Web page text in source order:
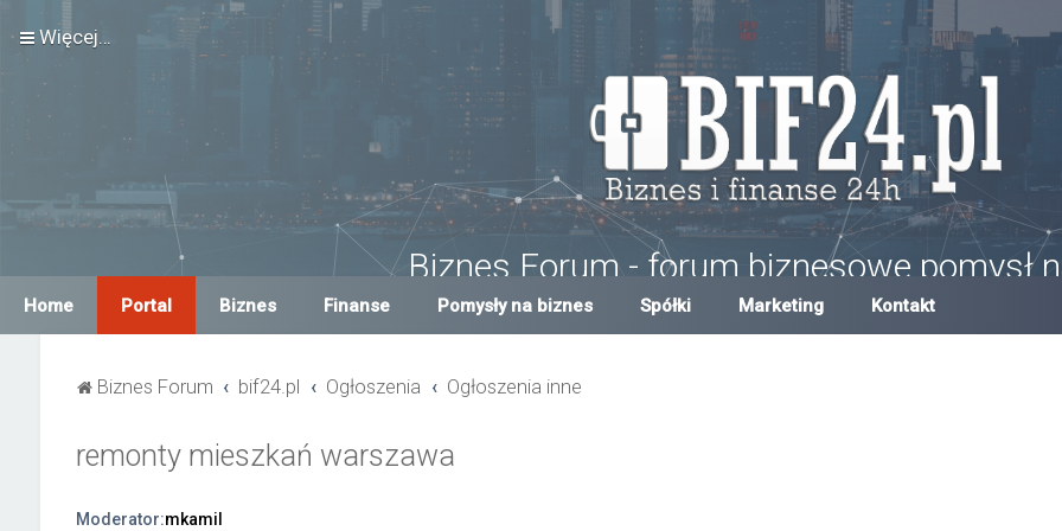
Więcej…
Biznes Forum - forum biznesowe pomysł
Największe Biznes Forum w Polsce, forum biznesowe i finansowe, pomysły na biznes,
Home Portal Biznes Finanse Pomysły na biznes Spółki Marketing Kontakt
Biznes Forum bif24.pl Ogłoszenia Ogłoszenia inne
remonty mieszkań warszawa
Moderator:mkamil